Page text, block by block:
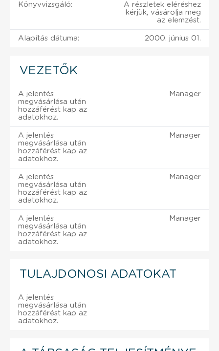
Könyvvizsgáló:
A részletek eléréshez
kérjük, vásárolja meg
az elemzést.
Alapítás dátuma: 2000. június 01.
VEZETŐK
A jelentés
megvásárlása után
hozzáférést kap az
adatokhoz.
Manager
A jelentés
megvásárlása után
hozzáférést kap az
adatokhoz.
Manager
A jelentés
megvásárlása után
hozzáférést kap az
adatokhoz.
Manager
A jelentés
megvásárlása után
hozzáférést kap az
adatokhoz.
Manager
TULAJDONOSI ADATOKAT
A jelentés
megvásárlása után
hozzáférést kap az
adatokhoz.